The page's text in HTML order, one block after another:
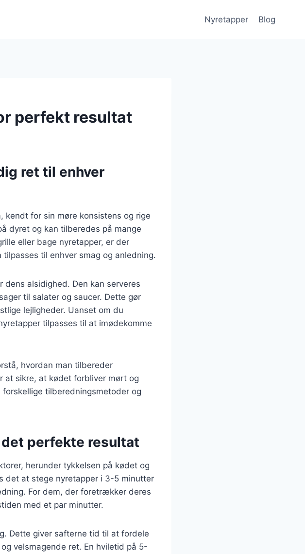
Nyretapper Blog
perfekt resultat
ret til enhver
for sin møre konsistens og rige
dyret og kan tilberedes på mange
eller bage nyretapper, er der
til enhver smag og anledning.
alsidighed. Den kan serveres
til salater og saucer. Dette gør
lejligheder. Uanset om du
tilpasses til at imødekomme
hvordan man tilbereder
at sikre, at kødet forbliver mørt og
tilberedningsmetoder og
perfekte resultat
herunder tykkelsen på kødet og
det at stege nyretapper i 3-5 minutter
For dem, der foretrækker deres
med et par minutter.
Dette giver safterne tid til at fordele
velsmagende ret. En hviletid på 5-